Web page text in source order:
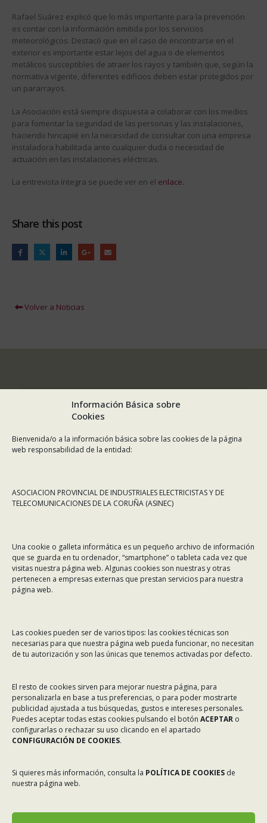
Información Básica sobre
Cookies
Bienvenida/o a la información básica sobre las cookies de la página
web responsabilidad de la entidad:
ASOCIACION PROVINCIAL DE INDUSTRIALES ELECTRICISTAS Y DE
TELECOMUNICACIONES DE LA CORUÑA (ASINEC)
Una cookie o galleta informática es un pequeño archivo de información
que se guarda en tu ordenador, “smartphone” o tableta cada vez que
visitas nuestra página web. Algunas cookies son nuestras y otras
pertenecen a empresas externas que prestan servicios para nuestra
página web.
Las cookies pueden ser de varios tipos: las cookies técnicas son
necesarias para que nuestra página web pueda funcionar, no necesitan
de tu autorización y son las únicas que tenemos activadas por defecto.
El resto de cookies sirven para mejorar nuestra página, para
personalizarla en base a tus preferencias, o para poder mostrarte
publicidad ajustada a tus búsquedas, gustos e intereses personales.
Puedes aceptar todas estas cookies pulsando el botón ACEPTAR o
configurarlas o rechazar su uso clicando en el apartado
CONFIGURACIÓN DE COOKIES.
Si quieres más información, consulta la POLÍTICA DE COOKIES de
nuestra página web.
Rafael Suárez explicó que lo más importante para la prevención
es contar con la información emitida por los servicios
meteorológicos. Destacó que en el caso de encontrarse en el
exterior es importante estar lejos del agua o de elementos
metálicos susceptibles de atraer los rayos y también que, según la
normativa vigente, diferentes edificios deben estar protegidos por
un pararrayos.
La Asociación está siempre dispuesta a colaborar con los medios
para fomentar la seguridad de las personas y las instalaciones,
haciendo hincapié en la necesidad de consultar con una empresa
instaladora habilitada ante cualquier duda o necesidad de
actuación en las instalaciones eléctricas.
La entrevista íntegra se puede ver en el enlace.
Share this post
Volver a Noticias
Dirección: Rafael Alberti 7, 1º C-D. 15008 A Coruña
Teléfono: 981 299 710
Email: asinec@asinec.org
Noticias
Servicios
Asociados
Tablón de Anuncios
Incidencias en Expediente U.F.D.
Contacto